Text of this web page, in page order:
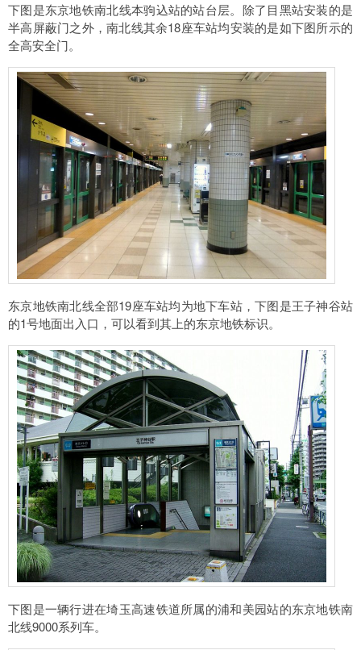
下图是东京地铁南北线本驹込站的站台层。除了目黑站安装的是
半高屏蔽门之外，南北线其余18座车站均安装的是如下图所示的
全高安全门。
东京地铁南北线全部19座车站均为地下车站，下图是王子神谷站
的1号地面出入口，可以看到其上的东京地铁标识。
下图是一辆行进在埼玉高速铁道所属的浦和美园站的东京地铁南
北线9000系列车。